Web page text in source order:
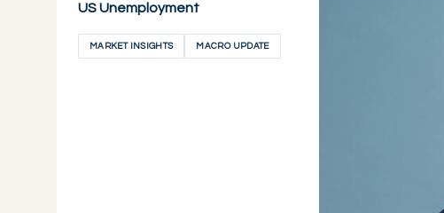
US Unemployment
MARKET INSIGHTS MACRO UPDATE